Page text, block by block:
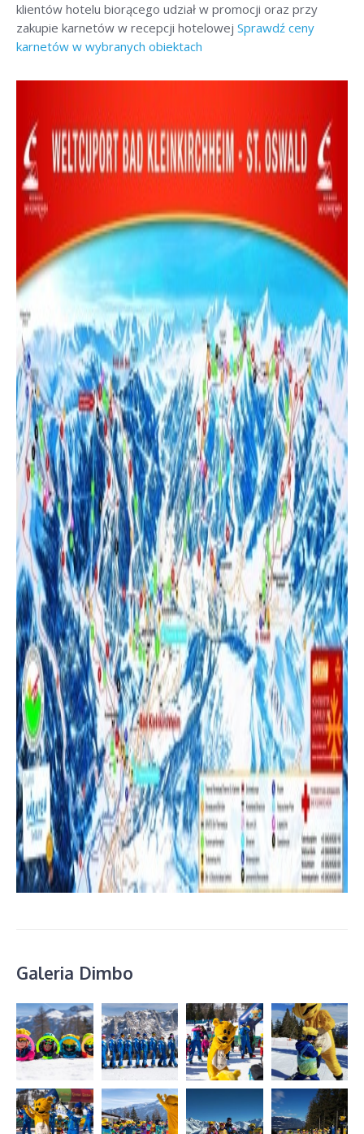
klientów hotelu biorącego udział w promocji oraz przy
zakupie karnetów w recepcji hotelowej Sprawdź ceny
karnetów w wybranych obiektach
Galeria Dimbo